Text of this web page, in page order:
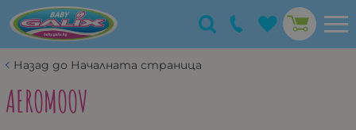
Назад до Началната страница
AEROMOOV